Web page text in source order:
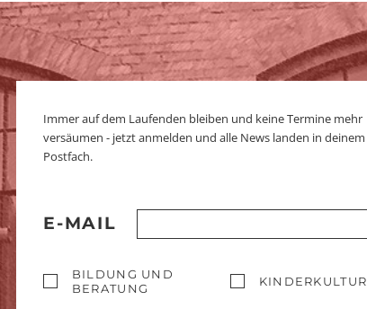
Immer auf dem Laufenden bleiben und keine Termine mehr
versäumen - jetzt anmelden und alle News landen in deinem
Postfach.
E-MAIL
BILDUNG UND
BERATUNG
KINDERKULTUR